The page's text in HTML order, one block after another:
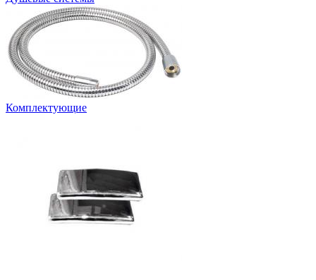
Комплектующие